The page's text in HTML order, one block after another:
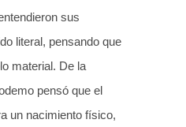
sus
literal, pensando que
material. De la
pensó que el
un nacimiento físico,